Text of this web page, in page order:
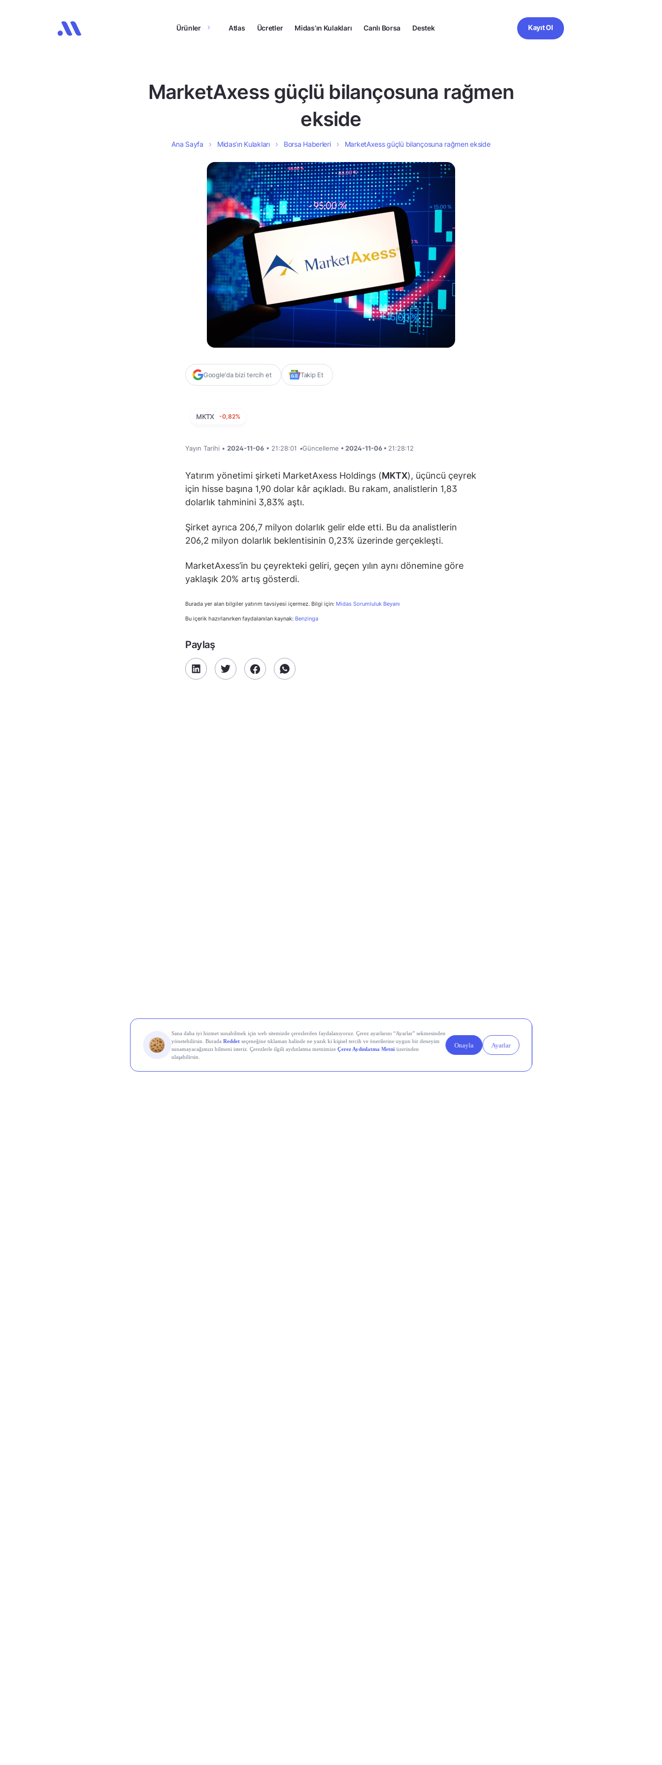
Ürünler Atlas Ücretler Midas’ın Kulakları Canlı Borsa Destek Kayıt Ol
MarketAxess güçlü bilançosuna rağmen
ekside
Ana Sayfa Midas’ın Kulakları Borsa Haberleri MarketAxess güçlü bilançosuna rağmen ekside
Google'da bizi tercih et Takip Et
MKTX -0,82%
Yayın Tarihi • 2024-11-06 • 21:28:01 •Güncelleme • 2024-11-06 • 21:28:12
Yatırım yönetimi şirketi MarketAxess Holdings (MKTX), üçüncü çeyrek
için hisse başına 1,90 dolar kâr açıkladı. Bu rakam, analistlerin 1,83
dolarlık tahminini 3,83% aştı.
Şirket ayrıca 206,7 milyon dolarlık gelir elde etti. Bu da analistlerin
206,2 milyon dolarlık beklentisinin 0,23% üzerinde gerçekleşti.
MarketAxess’in bu çeyrekteki geliri, geçen yılın aynı dönemine göre
yaklaşık 20% artış gösterdi.
Burada yer alan bilgiler yatırım tavsiyesi içermez. Bilgi için: Midas Sorumluluk Beyanı
Bu içerik hazırlanırken faydalanılan kaynak: Benzinga
Paylaş